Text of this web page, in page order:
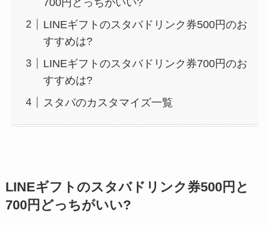
LINEギフトのスタバドリンク券500円のお
すすめは?
LINEギフトのスタバドリンク券700円のお
すすめは?
スタバのカスタマイズ一覧
LINEギフトのスタバドリンク券500円と
700円どっちがいい?